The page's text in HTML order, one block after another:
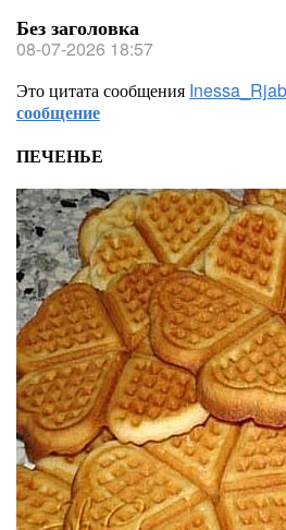
Без заголовка
08-07-2026 18:57
Это цитата сообщения
сообщение
ПЕЧЕНЬЕ